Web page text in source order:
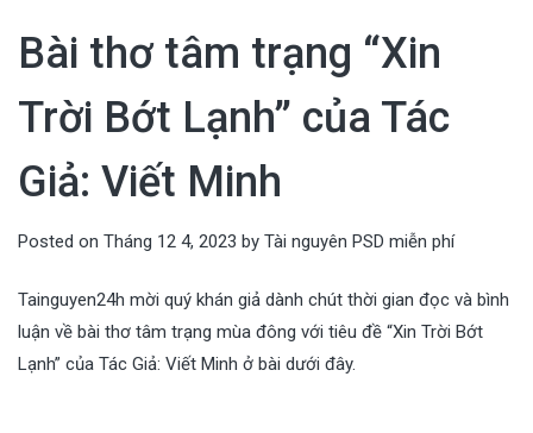
Bài thơ tâm trạng “Xin
Trời Bớt Lạnh” của Tác
Giả: Viết Minh
Posted on Tháng 12 4, 2023 by Tài nguyên PSD miễn phí
Tainguyen24h mời quý khán giả dành chút thời gian đọc và bình
luận về bài thơ tâm trạng mùa đông với tiêu đề “Xin Trời Bớt
Lạnh” của Tác Giả: Viết Minh ở bài dưới đây.